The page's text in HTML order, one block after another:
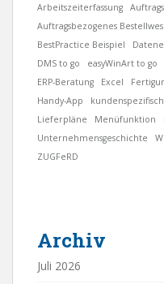
Arbeitszeiterfassung
Auftragsbezogenes
BestPractice Beispiel
DMS to go
easyWinArt to go
ERP-Beratung
Excel
Handy-App
Lieferpläne
Menüfunktion
Unternehmensgeschichte
ZUGFeRD
Archiv
Juli 2026